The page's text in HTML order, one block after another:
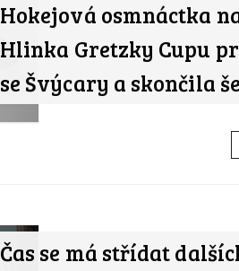
Hokejová osmnáctka
Hlinka Gretzky Cupu
se Švýcary a skončila
Čas se má střídat